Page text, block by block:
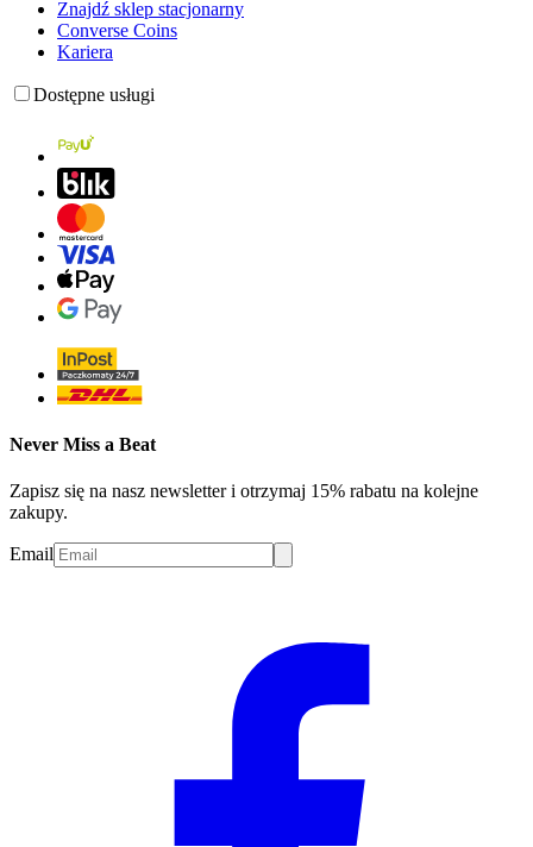
Znajdź sklep stacjonarny
Converse Coins
Kariera
Dostępne usługi
Never Miss a Beat
Zapisz się na nasz newsletter i otrzymaj 15% rabatu na kolejne
zakupy.
Email